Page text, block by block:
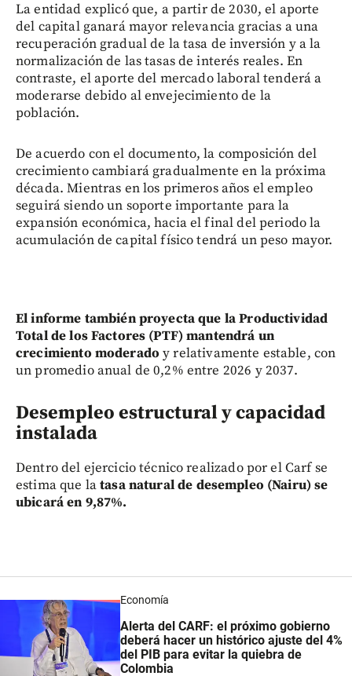
La entidad explicó que, a partir de 2030, el aporte
del capital ganará mayor relevancia gracias a una
recuperación gradual de la tasa de inversión y a la
normalización de las tasas de interés reales. En
contraste, el aporte del mercado laboral tenderá a
moderarse debido al envejecimiento de la
población.
De acuerdo con el documento, la composición del
crecimiento cambiará gradualmente en la próxima
década. Mientras en los primeros años el empleo
seguirá siendo un soporte importante para la
expansión económica, hacia el final del periodo la
acumulación de capital físico tendrá un peso mayor.
El informe también proyecta que la Productividad
Total de los Factores (PTF) mantendrá un
crecimiento moderado y relativamente estable, con
un promedio anual de 0,2% entre 2026 y 2037.
Desempleo estructural y capacidad
instalada
Dentro del ejercicio técnico realizado por el Carf se
estima que latasa natural de desempleo (Nairu) se
ubicará en 9,87%.
Economía
Alerta del CARF: el próximo gobierno
deberá hacer un histórico ajuste del 4%
del PIB para evitar la quiebra de
Colombia